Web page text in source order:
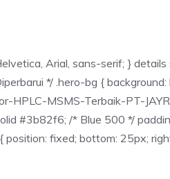
Arial, sans-serif; } details
*/ .hero-bg { background:
HPLC-MSMS-Terbaik-PT-
#3b82f6; /* Blue 500 */
fixed; bottom: 25px;